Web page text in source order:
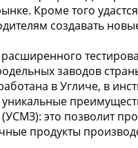
Кроме того
создавать
заводов
в Угличе, в
это позволит
продукты